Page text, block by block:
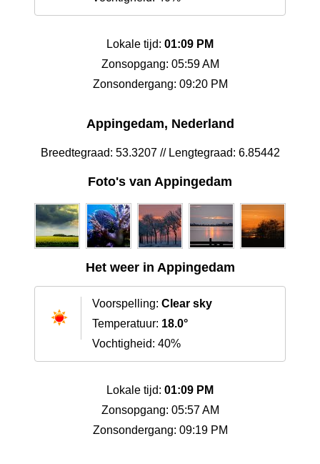
Lokale tijd: 01:09 PM
Zonsopgang: 05:59 AM
Zonsondergang: 09:20 PM
Appingedam, Nederland
Breedtegraad: 53.3207 // Lengtegraad: 6.85442
Foto's van Appingedam
Het weer in Appingedam
Voorspelling: Clear sky
Temperatuur: 18.0°
Vochtigheid: 40%
Lokale tijd: 01:09 PM
Zonsopgang: 05:57 AM
Zonsondergang: 09:19 PM